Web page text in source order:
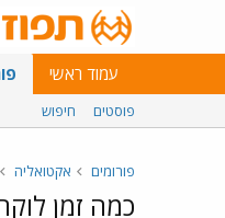
עמוד ראשי
פוסטים חיפוש
פורומים אקטואליה
כמה זמן